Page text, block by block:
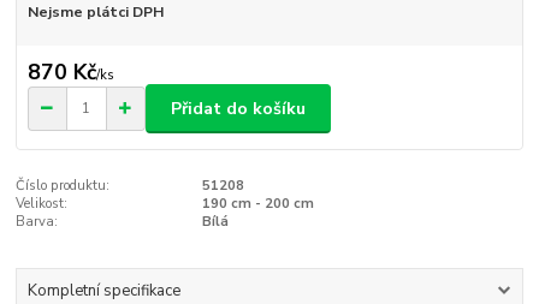
Nejsme plátci DPH
870 Kč/ks
Přidat do košíku
Číslo produktu:
51208
Velikost:
190 cm - 200 cm
Barva:
Bílá
Kompletní specifikace